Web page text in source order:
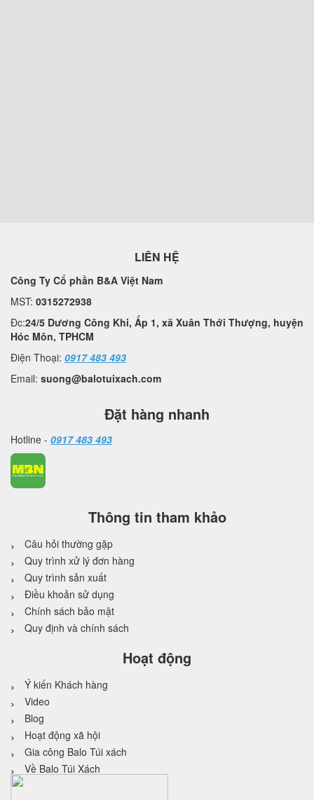
LIÊN HỆ
Công Ty Cổ phần B&A Việt Nam
MST: 0315272938
Đc:24/5 Dương Công Khi, Ấp 1, xã Xuân Thới Thượng, huyện
Hóc Môn, TPHCM
Điện Thoại: 0917 483 493
Email: suong@balotuixach.com
Đặt hàng nhanh
Hotline - 0917 483 493
Thông tin tham khảo
Câu hỏi thường gặp
Quy trình xử lý đơn hàng
Quy trình sản xuất
Điều khoản sử dụng
Chính sách bảo mật
Quy định và chính sách
Hoạt động
Ý kiến Khách hàng
Video
Blog
Hoạt động xã hội
Gia công Balo Túi xách
Về Balo Túi Xách